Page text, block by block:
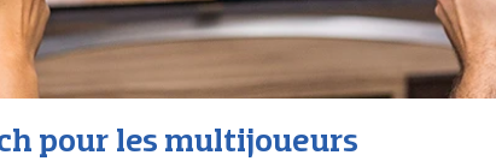
pour les multijoueurs